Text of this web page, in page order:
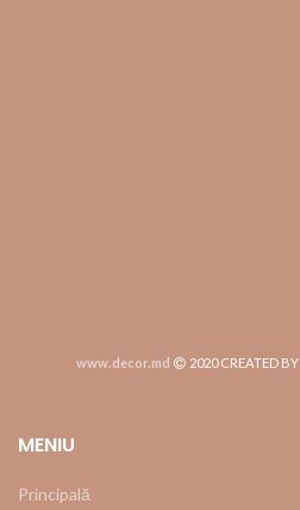
www.decor.md 2020 CREATED BY
MENIU
Principală